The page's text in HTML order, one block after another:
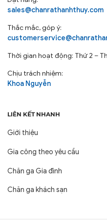
Bí Quyết Chọn
Không Gian Của Bạn
Chủ đề và màu sắc tổng
với màu sắc chủ đạo của
kiện. Chất liệu ghế: Chọn
không gian: Nếu là tiệc
sales@chanrathanhthuy.com
Thắc mắc, góp ý:
Thời gian hoạt động: Thứ 2 –
Chịu trách nhiệm:
Khoa Nguyễn
LIÊN KẾT NHANH
Giới thiệu
Gia công theo yêu cầu
Chăn ga Gia đình
Chăn ga khách sạn